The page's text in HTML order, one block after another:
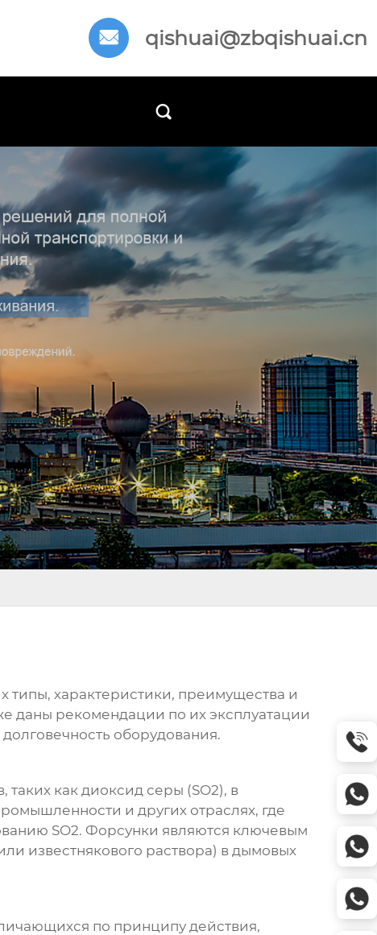
 qishuai@zbqishuai.cn

типы, характеристики, преимущества и
даны рекомендации по их эксплуатации
оборудования.
как диоксид серы (SO2), в
и других отраслях, где
SO2. Форсунки являются ключевым
известнякового раствора) в дымовых
по принципу действия,